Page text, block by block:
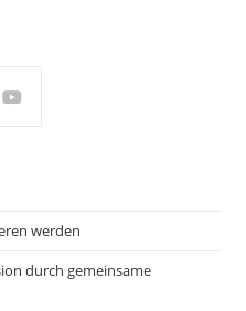
werden
durch gemeinsame